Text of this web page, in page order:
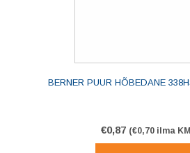
BERNER PUUR HÕBEDANE
€0,87 (€0,70 ilma